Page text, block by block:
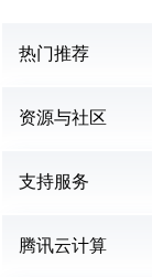
热门推荐
资源与社区
支持服务
腾讯云计算